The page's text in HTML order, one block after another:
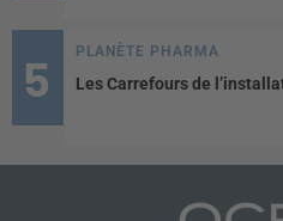
PLANÈTE PHARMA
Les Carrefours de